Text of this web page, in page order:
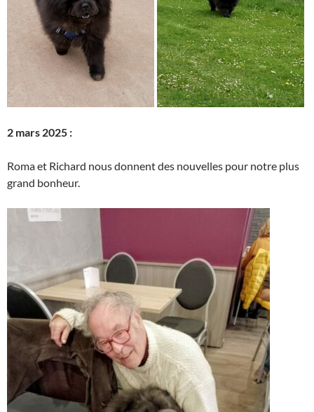
2 mars 2025 :
Roma et Richard nous donnent des nouvelles pour notre plus
grand bonheur.